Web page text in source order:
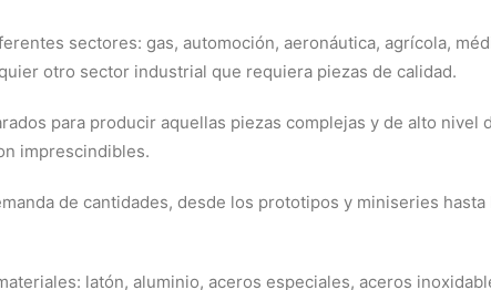
sectores: gas, automoción, aeronáutica, agrícola,
otro sector industrial que requiera piezas de calidad.
para producir aquellas piezas complejas y de alto nivel
imprescindibles.
de cantidades, desde los prototipos y miniseries hasta
latón, aluminio, aceros especiales, aceros